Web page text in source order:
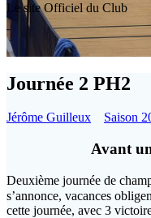
Le site Officiel du Club
Journée 2 PH2
Jérôme Guilleux Saison
Avant
Deuxième journée de
s’annonce, vacances
cette journée, avec 3